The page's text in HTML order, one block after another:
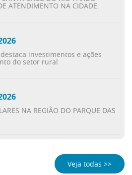
ATENDIMENTO NA CIDADE.
investimentos e ações
do setor rural
NA REGIÃO DO PARQUE DAS
Veja todas >>